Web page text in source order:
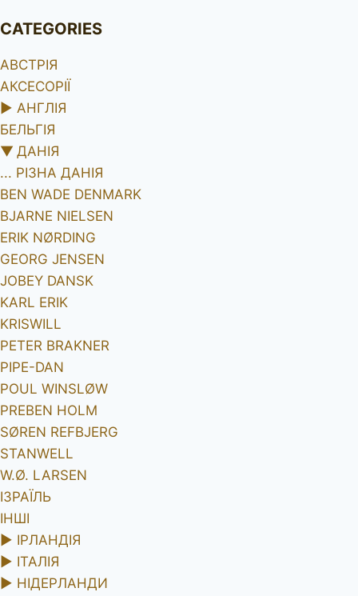
CATEGORIES
АВСТРІЯ
АКСЕСОРІЇ
► АНГЛІЯ
БЕЛЬГІЯ
▼ ДАНІЯ
... РІЗНА ДАНІЯ
BEN WADE DENMARK
BJARNE NIELSEN
ERIK NØRDING
GEORG JENSEN
JOBEY DANSK
KARL ERIK
KRISWILL
PETER BRAKNER
PIPE-DAN
POUL WINSLØW
PREBEN HOLM
SØREN REFBJERG
STANWELL
W.Ø. LARSEN
ІЗРАЇЛЬ
ІНШІ
► ІРЛАНДІЯ
► ІТАЛІЯ
► НІДЕРЛАНДИ